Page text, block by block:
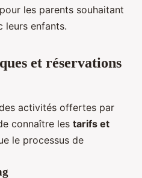
les parents souhaitant
leurs enfants.
et réservations
activités offertes par
connaître les tarifs et
le processus de